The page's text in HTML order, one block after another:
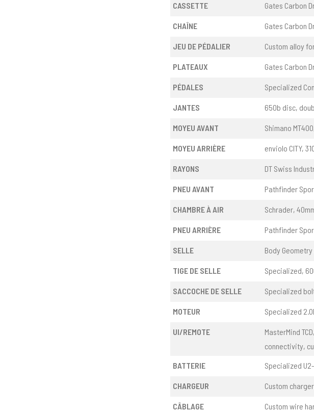
CASSETTE Gates Carbon
CHAÎNE Gates Carbon
JEU DE PÉDALIER Custom alloy
PLATEAUX Gates Carbon
PÉDALES Specialized
JANTES 650b disc,
MOYEU AVANT Shimano
MOYEU ARRIÈRE enviolo CITY,
RAYONS DT Swiss
PNEU AVANT Pathfinder
CHAMBRE À AIR Schrader,
PNEU ARRIÈRE Pathfinder
SELLE Body
TIGE DE SELLE Specialized,
SACCOCHE DE SELLE Specialized
MOTEUR Specialized
UI/REMOTE
MasterMind
connectivity,
BATTERIE
Specialized
CHARGEUR Custom
CÂBLAGE Custom wire